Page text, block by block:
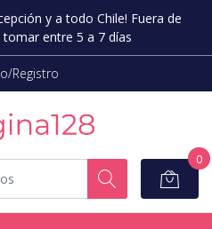
y a todo Chile! Fuera de
entre 5 a 7 días
Registro
0